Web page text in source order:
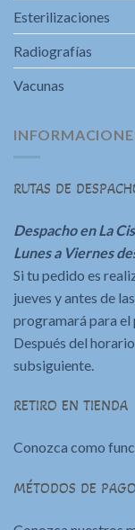
Esterilizaciones
Radiografías
Vacunas
RUTAS DE
Despacho en La
Lunes a Viernes
Si tu pedido es
jueves y antes de
programará para el
Después del
subsiguiente.
RETIRO EN TIENDA
Conozca como
MÉTODOS DE PAGO